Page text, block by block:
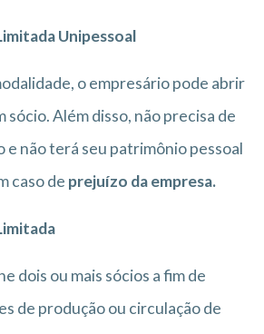
Unipessoal
o empresário pode abrir
sócio. Além disso, não precisa de
e não terá seu patrimônio pessoal
caso de prejuízo da empresa.
dois ou mais sócios a fim de
de produção ou circulação de